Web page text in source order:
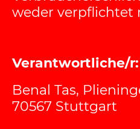
weder verpflichtet
Verantwortliche/r:
Benal Tas,
70567 Stuttgart